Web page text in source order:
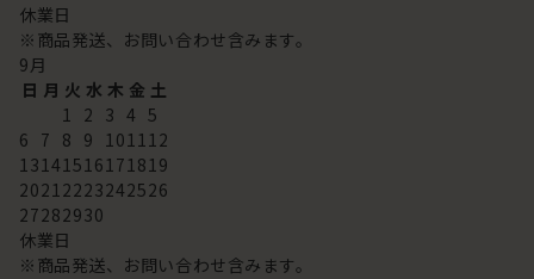
休業日
※商品発送、お問い合わせ含みます。
9月
日 月 火 水 木 金 土
1 2 3 4 5
6 7 8 9 101112
13141516171819
20212223242526
27282930
休業日
※商品発送、お問い合わせ含みます。